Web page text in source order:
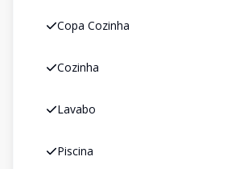
Copa Cozinha
Cozinha
Lavabo
Piscina